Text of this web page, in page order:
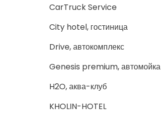
CarTruck Service
City hotel, гостиница
Drive, автокомплекс
Genesis premium, автомойка
H2O, аква-клуб
KHOLIN-HOTEL